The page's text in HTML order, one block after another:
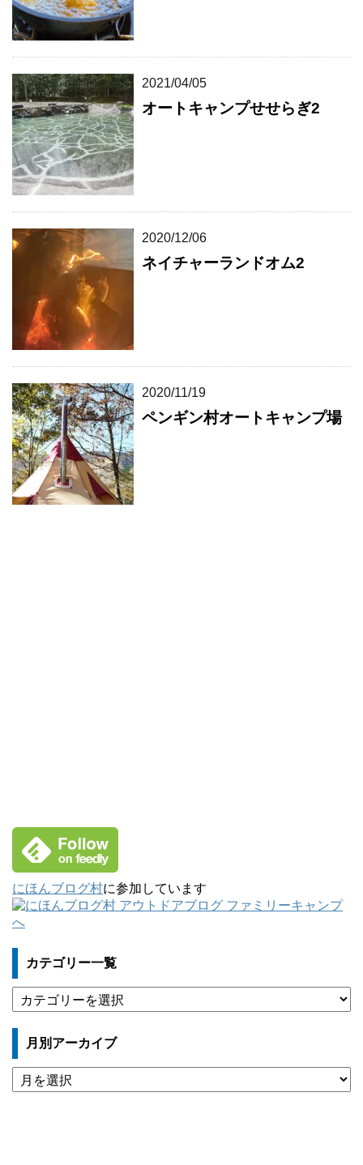
2021/04/05
オートキャンプせせらぎ2
2020/12/06
ネイチャーランドオム2
2020/11/19
ペンギン村オートキャンプ場
にほんブログ村に参加しています
カテゴリー一覧
テ
ゴ
ー
一
覧
月別アーカイブ
月
別